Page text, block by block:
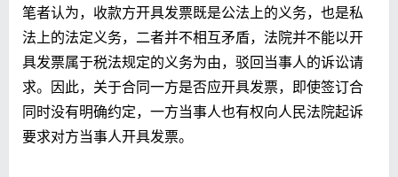
笔者认为，收款方开具发票既是公法上的义务，也是私
法上的法定义务，二者并不相互矛盾，法院并不能以开
具发票属于税法规定的义务为由，驳回当事人的诉讼请
求。因此，关于合同一方是否应开具发票，即使签订合
同时没有明确约定，一方当事人也有权向人民法院起诉
要求对方当事人开具发票。